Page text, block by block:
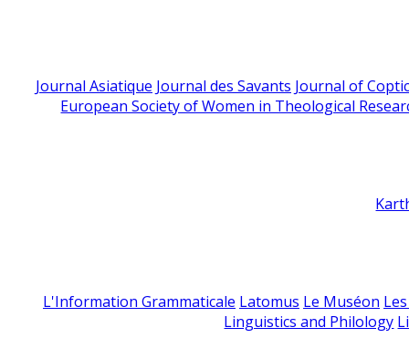
Journal Asiatique Journal des Savants Journal of
European Society of Women in Theological
L'Information Grammaticale Latomus Le Muséon
Linguistics and Philology